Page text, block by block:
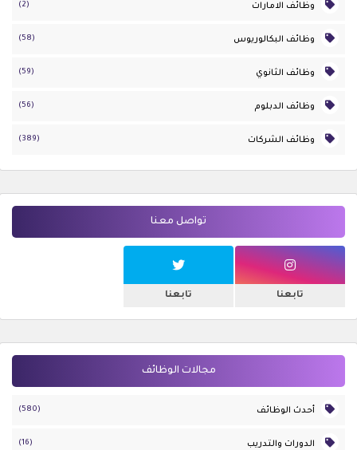
وظائف الامارات (2)
وظائف البكالوريوس (58)
وظائف الثانوي (59)
وظائف الدبلوم (56)
وظائف الشركات (389)
تواصل معنا
تابعنا تابعنا
مجالات الوظائف
أحدث الوظائف (580)
الدورات والتدريب (16)